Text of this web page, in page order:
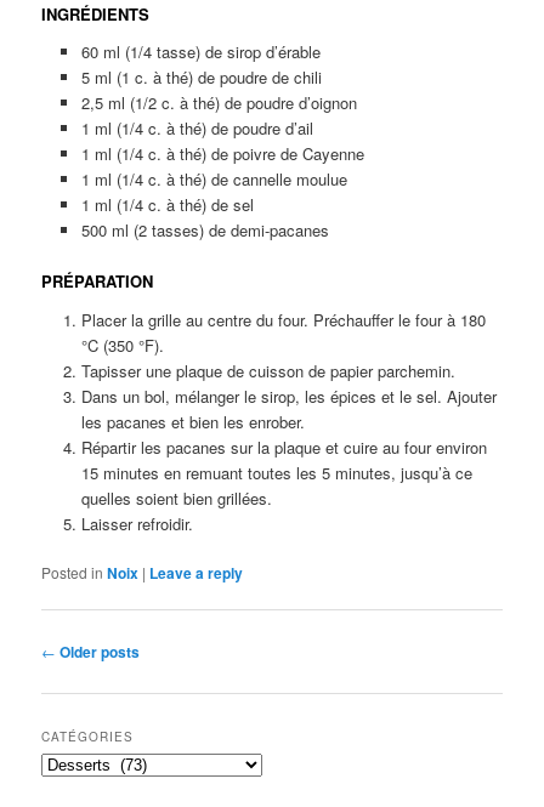
INGRÉDIENTS
60 ml (1/4 tasse) de sirop d’érable
5 ml (1 c. à thé) de poudre de chili
2,5 ml (1/2 c. à thé) de poudre d’oignon
1 ml (1/4 c. à thé) de poudre d’ail
1 ml (1/4 c. à thé) de poivre de Cayenne
1 ml (1/4 c. à thé) de cannelle moulue
1 ml (1/4 c. à thé) de sel
500 ml (2 tasses) de demi-pacanes
PRÉPARATION
Placer la grille au centre du four. Préchauffer le four à 180
°C (350 °F).
Tapisser une plaque de cuisson de papier parchemin.
Dans un bol, mélanger le sirop, les épices et le sel. Ajouter
les pacanes et bien les enrober.
Répartir les pacanes sur la plaque et cuire au four environ
15 minutes en remuant toutes les 5 minutes, jusqu’à ce
quelles soient bien grillées.
Laisser refroidir.
Posted in Noix | Leave a reply
Post
← Older posts
CATÉGORIES
Catégories